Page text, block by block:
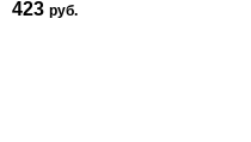
423 руб.